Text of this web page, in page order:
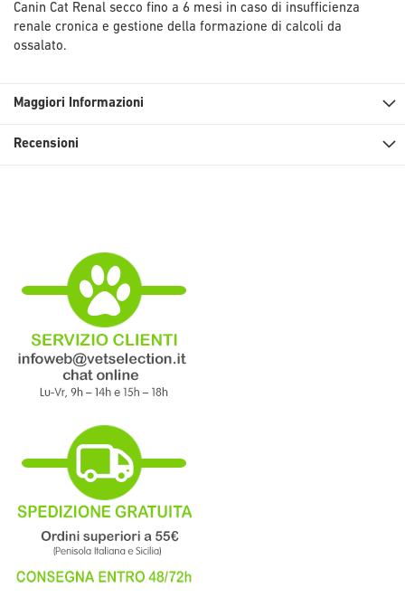
Canin Cat Renal secco fino a 6 mesi in caso di insufficienza
renale cronica e gestione della formazione di calcoli da
ossalato.
Maggiori Informazioni
Recensioni